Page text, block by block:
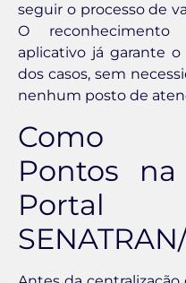
seguir o processo de
O
aplicativo já garante
dos casos, sem
nenhum posto de
Como
Pontos
Portal